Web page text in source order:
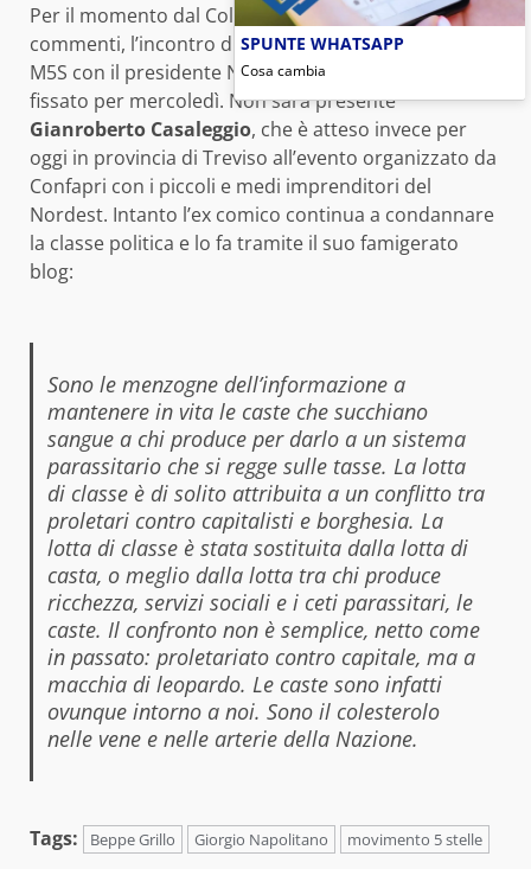
Per il momento dal Colle non sono arrivati
commenti, l’incontro di Grillo e degli esponenti del
M5S con il presidente Napolitano rimane comunque
fissato per mercoledì. Non sarà presente
Gianroberto Casaleggio, che è atteso invece per
oggi in provincia di Treviso all’evento organizzato da
Confapri con i piccoli e medi imprenditori del
Nordest. Intanto l’ex comico continua a condannare
la classe politica e lo fa tramite il suo famigerato
blog:
Sono le menzogne dell’informazione a
mantenere in vita le caste che succhiano
sangue a chi produce per darlo a un sistema
parassitario che si regge sulle tasse. La lotta
di classe è di solito attribuita a un conflitto tra
proletari contro capitalisti e borghesia. La
lotta di classe è stata sostituita dalla lotta di
casta, o meglio dalla lotta tra chi produce
ricchezza, servizi sociali e i ceti parassitari, le
caste. Il confronto non è semplice, netto come
in passato: proletariato contro capitale, ma a
macchia di leopardo. Le caste sono infatti
ovunque intorno a noi. Sono il colesterolo
nelle vene e nelle arterie della Nazione.
Tags: Beppe Grillo Giorgio Napolitano movimento 5 stelle
SPUNTE WHATSAPP
Cosa cambia